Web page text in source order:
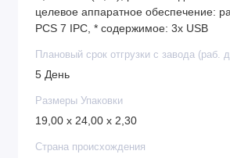
целевое аппаратное обеспечение:
PCS 7 IPC, * содержимое: 3x USB
Плановый срок отгрузки с завода (раб.
5 День
Размеры Упаковки
19,00 x 24,00 x 2,30
Страна происхождения